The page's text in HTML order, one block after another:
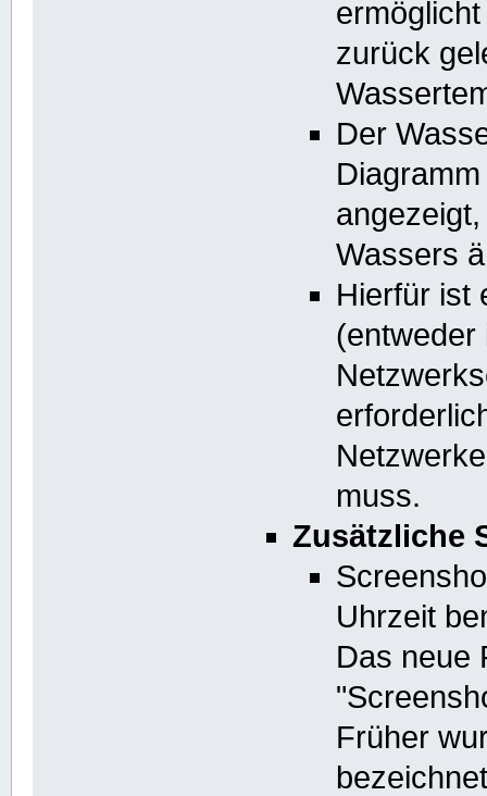
zurück
Der
Wassers
Hierfür ist
(entweder
muss.
Zusätzliche
Uhrzeit
Das neue
Früher